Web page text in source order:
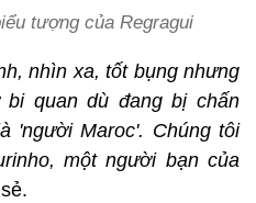
tượng của Regragui
nhìn xa, tốt bụng nhưng
quan dù đang bị chấn
'người Maroc'. Chúng tôi
một người bạn của